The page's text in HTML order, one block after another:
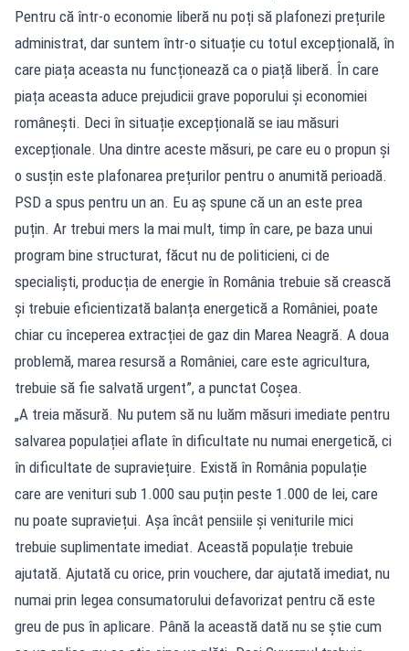
Pentru că într-o economie liberă nu poți să plafonezi prețurile
administrat, dar suntem într-o situație cu totul excepțională, în
care piața aceasta nu funcționează ca o piață liberă. În care
piața aceasta aduce prejudicii grave poporului și economiei
românești. Deci în situație excepțională se iau măsuri
excepționale. Una dintre aceste măsuri, pe care eu o propun și
o susțin este plafonarea prețurilor pentru o anumită perioadă.
PSD a spus pentru un an. Eu aș spune că un an este prea
puțin. Ar trebui mers la mai mult, timp în care, pe baza unui
program bine structurat, făcut nu de politicieni, ci de
specialiști, producția de energie în România trebuie să crească
și trebuie eficientizată balanța energetică a României, poate
chiar cu începerea extracției de gaz din Marea Neagră. A doua
problemă, marea resursă a României, care este agricultura,
trebuie să fie salvată urgent”, a punctat Coșea.
„A treia măsură. Nu putem să nu luăm măsuri imediate pentru
salvarea populației aflate în dificultate nu numai energetică, ci
în dificultate de supraviețuire. Există în România populație
care are venituri sub 1.000 sau puțin peste 1.000 de lei, care
nu poate supraviețui. Așa încât pensiile și veniturile mici
trebuie suplimentate imediat. Această populație trebuie
ajutată. Ajutată cu orice, prin vouchere, dar ajutată imediat, nu
numai prin legea consumatorului defavorizat pentru că este
greu de pus în aplicare. Până la această dată nu se știe cum